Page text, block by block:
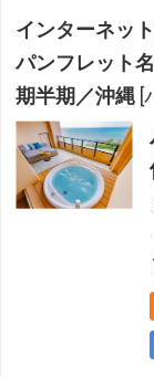
インターネッ
パンフレット
期半期／沖縄 [